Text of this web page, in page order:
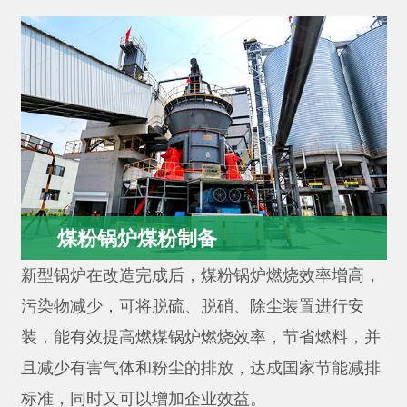
煤粉锅炉煤粉制备
新型锅炉在改造完成后，煤粉锅炉燃烧效
率增高，污染物减少，可将脱硫、脱硝、
除尘装置进行安装，能有效提高燃煤锅炉
新型锅炉在改造完成后，煤粉锅炉燃烧效率增高，
污染物减少，可将脱硫、脱硝、除尘装置进行安
装，能有效提高燃煤锅炉燃烧效率，节省燃料，并
且减少有害气体和粉尘的排放，达成国家节能减排
标准，同时又可以增加企业效益。